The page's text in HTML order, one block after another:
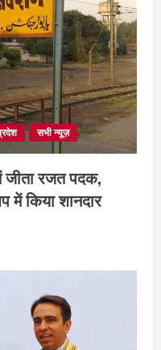
सभी न्यूज़
जीता रजत पदक,
में किया शानदार